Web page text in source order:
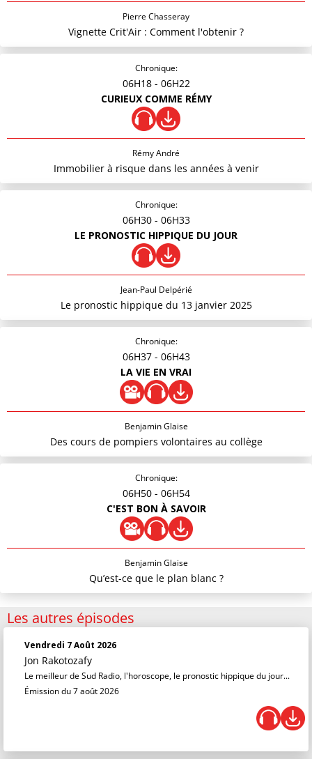
Pierre Chasseray
Vignette Crit'Air : Comment l'obtenir ?
Chronique:
06H18 - 06H22
CURIEUX COMME RÉMY
Rémy André
Immobilier à risque dans les années à venir
Chronique:
06H30 - 06H33
LE PRONOSTIC HIPPIQUE DU JOUR
Jean-Paul Delpérié
Le pronostic hippique du 13 janvier 2025
Chronique:
06H37 - 06H43
LA VIE EN VRAI
Benjamin Glaise
Des cours de pompiers volontaires au collège
Chronique:
06H50 - 06H54
C'EST BON À SAVOIR
Benjamin Glaise
Qu’est-ce que le plan blanc ?
Les autres épisodes
Vendredi 7 Août 2026
Jon Rakotozafy
Le meilleur de Sud Radio, l'horoscope, le pronostic hippique du jour...
Émission du 7 août 2026